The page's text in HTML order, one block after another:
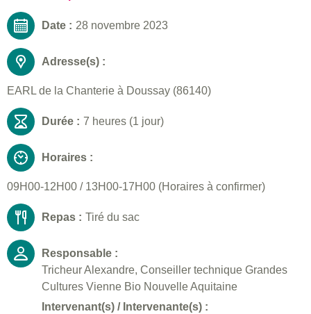
Date : 28 novembre 2023
Adresse(s) :
EARL de la Chanterie à Doussay (86140)
Durée : 7 heures (1 jour)
Horaires :
09H00-12H00 / 13H00-17H00 (Horaires à confirmer)
Repas : Tiré du sac
Responsable :
Tricheur Alexandre, Conseiller technique Grandes
Cultures Vienne Bio Nouvelle Aquitaine
Intervenant(s) / Intervenante(s) :